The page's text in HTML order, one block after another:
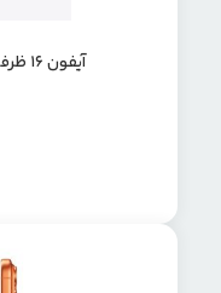
آیفون 16 ظرفیت 256 گیگ – رنگ صورتی